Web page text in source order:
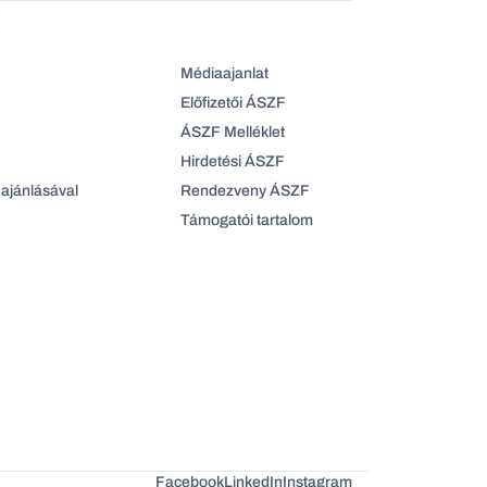
Médiaajanlat
Előfizetői ÁSZF
ÁSZF Melléklet
Hirdetési ÁSZF
Rendezveny ÁSZF
Támogatói tartalom
FacebookLinkedInInstagram